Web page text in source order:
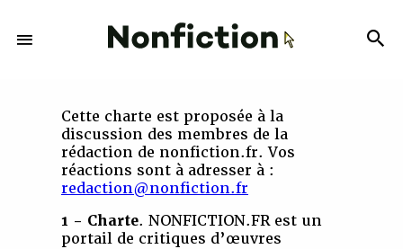
Cette charte est proposée à la
discussion des membres de la
rédaction de nonfiction.fr. Vos
réactions sont à adresser à :
redaction@nonfiction.fr
1 - Charte. NONFICTION.FR est un
portail de critiques d’œuvres